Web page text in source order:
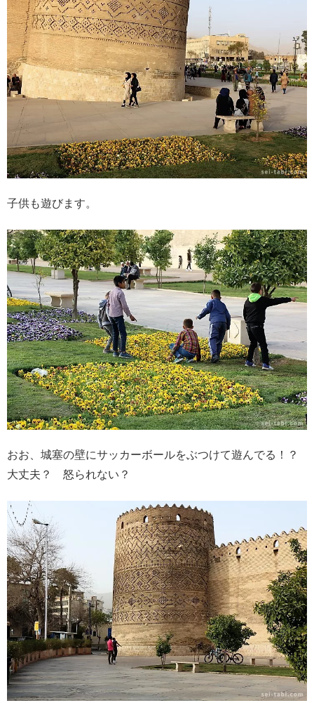
子供も遊びます。
おお、城塞の壁にサッカーボールをぶつけて遊んでる！？
大丈夫？ 怒られない？